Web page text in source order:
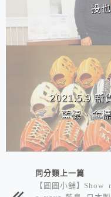
投
2021.5.9 新
藍標、金
同分類上一篇
【圓圓小舖】Show